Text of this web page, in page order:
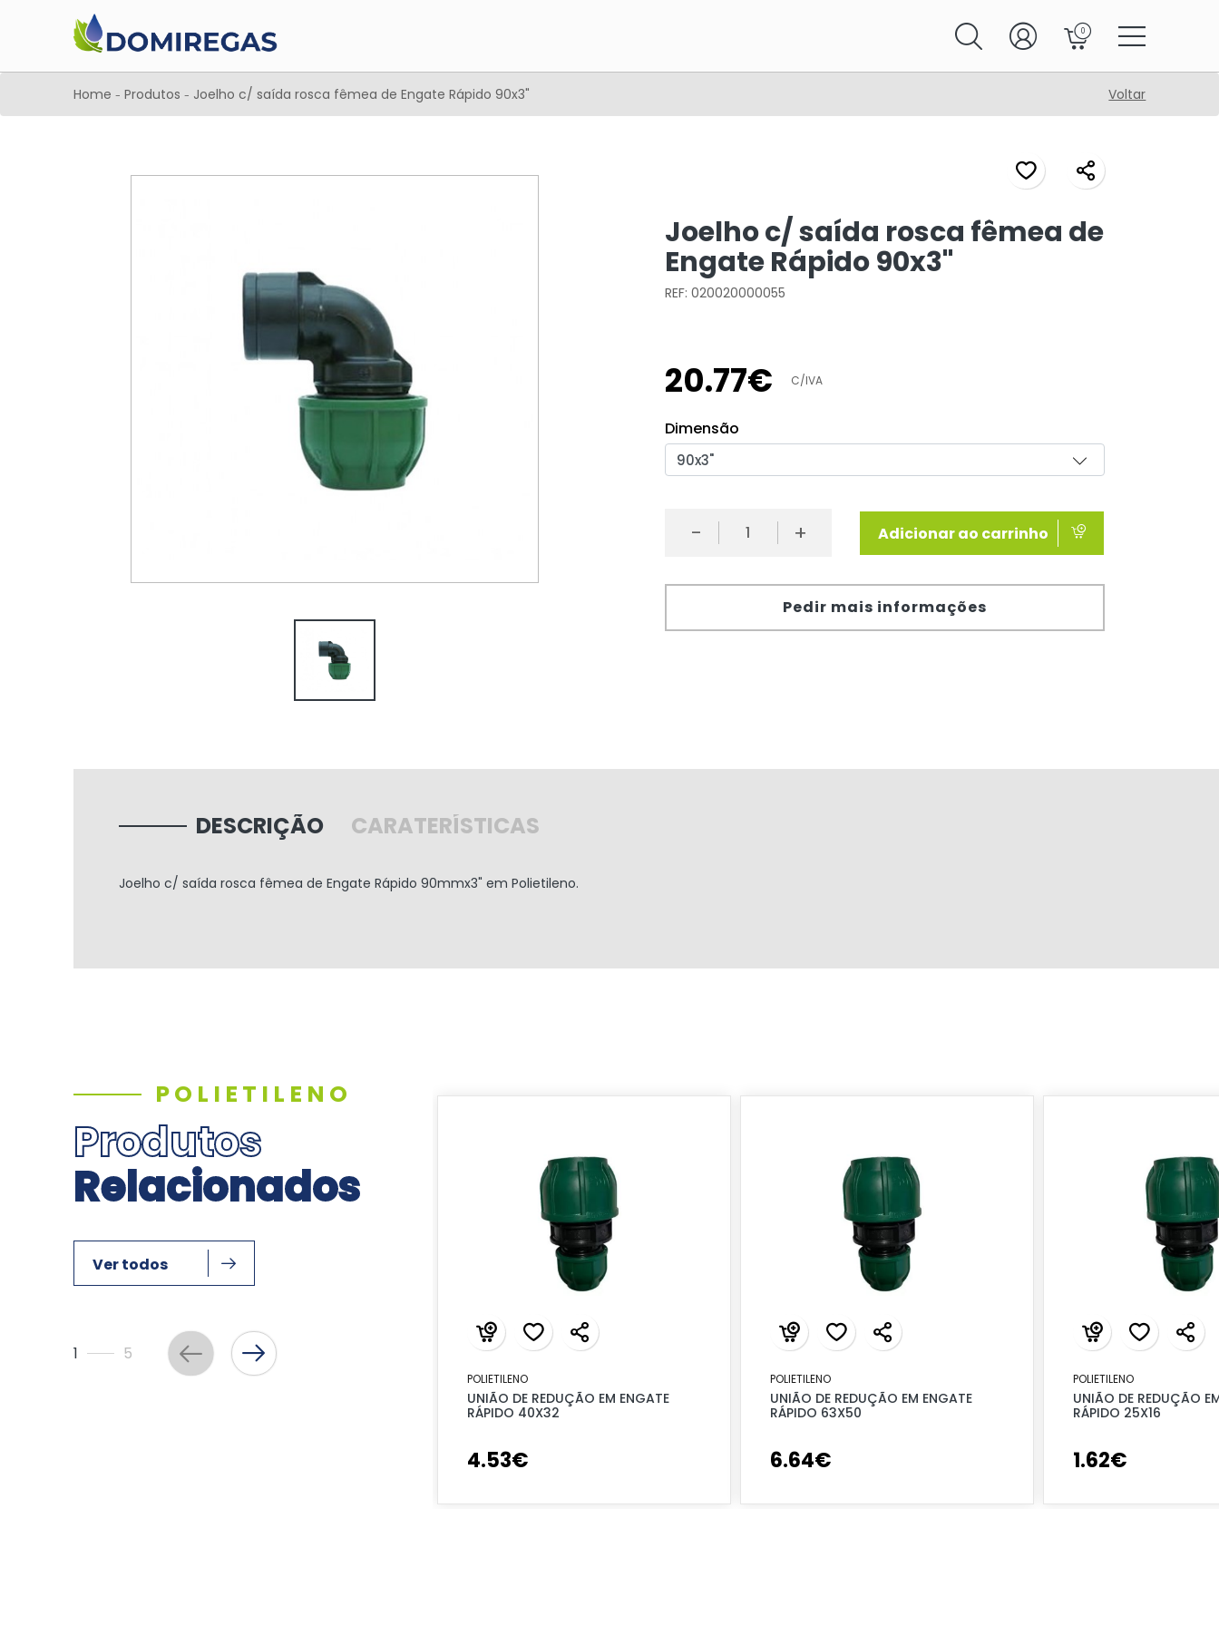
0
Home - Produtos - Joelho c/ saída rosca fêmea de Engate Rápido 90x3" Voltar
Joelho c/ saída rosca fêmea de
Engate Rápido 90x3"
REF: 020020000055
20.77€ C/IVA
Dimensão
- + Adicionar ao carrinho
Pedir mais informações
DESCRIÇÃO CARATERÍSTICAS
Joelho c/ saída rosca fêmea de Engate Rápido 90mmx3" em Polietileno.
POLIETILENO
Produtos
Relacionados
Ver todos
1 5
POLIETILENO
UNIÃO DE REDUÇÃO EM ENGATE
RÁPIDO 40X32
4.53€
POLIETILENO
UNIÃO DE REDUÇÃO EM ENGATE
RÁPIDO 63X50
6.64€
POLIETILENO
UNIÃO DE REDUÇÃO
RÁPIDO 25X16
1.62€